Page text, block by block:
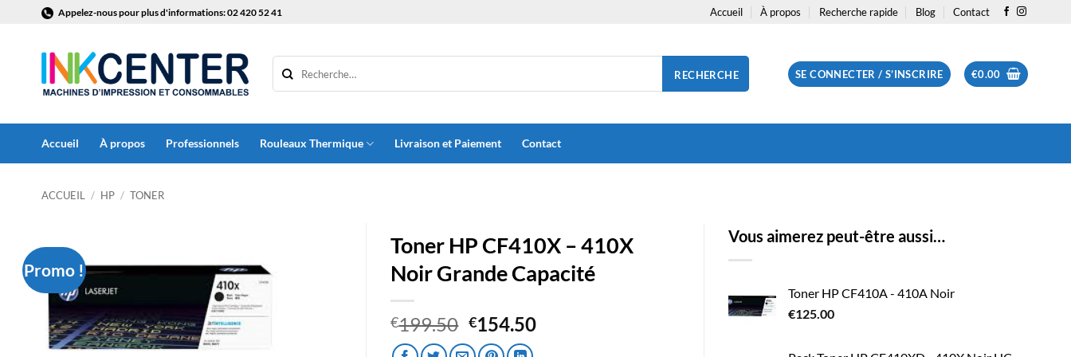
contenu
Appelez-nous pour plus d'informations: 02 420 52 41 Accueil À propos Recherche rapide Blog Contact
RECHERCHE SE CONNECTER / S’INSCRIRE €0.00
Accueil À propos Professionnels Rouleaux Thermique Livraison et Paiement Contact
ACCUEIL / HP / TONER
Promo !
Toner HP CF410X – 410X
Noir Grande Capacité
€199.50 Le
prix
€154.50Le
Vous aimerez peut-être aussi…
Toner HP CF410A - 410A Noir
€125.00